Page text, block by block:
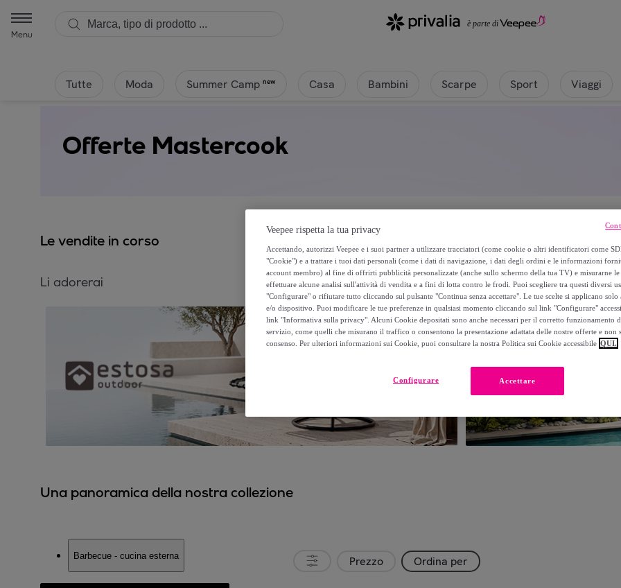
Menu
Tutte Moda Summer Camp new Casa Bambini Scarpe Sport Viaggi
Offerte Mastercook
Le vendite in corso
Li adorerai
Una panoramica della nostra collezione
Barbecue - cucina esterna Prezzo Ordina per
Veepee rispetta la tua privacy
Accettando, autorizzi Veepee e i suoi partner a utilizzare tracciatori (come cookie o altri identificatori come
"Cookie") e a trattare i tuoi dati personali (come i dati di navigazione, i dati degli ordini e le informazioni
account membro) al fine di offrirti pubblicità personalizzate (anche sullo schermo della tua TV) e misurarne le
effettuare alcune analisi sull'attività di vendita e a fini di lotta contro le frodi. Puoi scegliere tra questi diversi
"Configurare" o rifiutare tutto cliccando sul pulsante "Continua senza accettare". Le tue scelte si applicano solo
e/o dispositivo. Puoi modificare le tue preferenze in qualsiasi momento cliccando sul link "Configurare"
link "Informativa sulla privacy". Alcuni Cookie depositati sono anche necessari per il corretto funzionamento
servizio, come quelli che misurano il traffico o consentono la presentazione adattata delle nostre offerte e non
consenso. Per ulteriori informazioni sui Cookie, puoi consultare la nostra Politica sui Cookie accessibile QUI.
Accettare
Configurare